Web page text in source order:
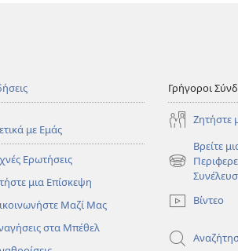
με Εμάς
Ερωτήσεις
μια Επίσκεψη
Μαζί Μας
στα Μπέθελ
Γρήγοροι
Ζητήστε
Βρείτε
(ανοίγει
παράθυρο)
Βίντεο